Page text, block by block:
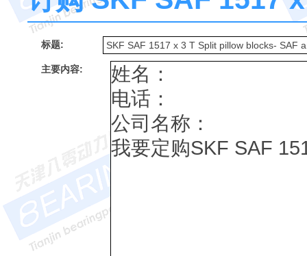
标题:
主要内容: